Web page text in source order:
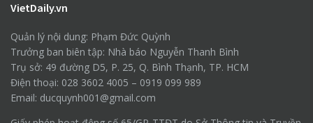
VietDaily.vn
Quản lý nội dung: Phạm Đức Quỳnh
Trưởng ban biên tập: Nhà báo Nguyễn Thanh Bình
Trụ sở: 49 đường D5, P. 25, Q. Bình Thạnh, TP. HCM
Điện thoại: 028 3602 4005 – 0919 099 989
Email: ducquynh001@gmail.com